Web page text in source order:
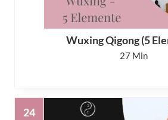
Wuxing Qigong (5
27